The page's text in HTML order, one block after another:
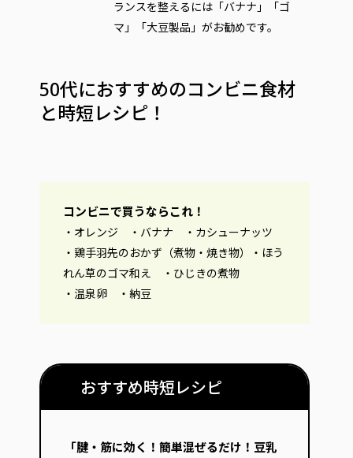
ランスを整えるには「バナナ」「ゴ
マ」「大豆製品」がお勧めです。
50代におすすめのコンビニ食材
と時短レシピ！
コンビニで買うならこれ！
・オレンジ ・バナナ ・カシューナッツ
・鶏手羽先のおかず（煮物・焼き物）・ほう
れん草のゴマ和え ・ひじきの煮物
・温泉卵 ・納豆
おすすめ時短レシピ
「腱・筋に効く！簡単混ぜるだけ！豆乳